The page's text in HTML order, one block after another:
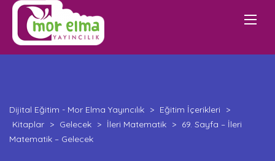
Dijital Eğitim - Mor Elma Yayıncılık > Eğitim İçerikleri
>
Kitaplar > Gelecek > İleri Matematik > 69. Sayfa – İleri
Matematik – Gelecek